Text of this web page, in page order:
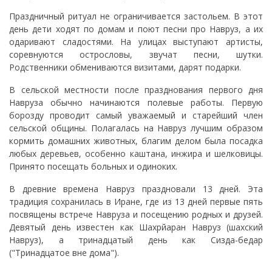
Праздничный ритуал не ограничивается застольем. В этот
день дети ходят по домам и поют песни про Навруз, а их
одаривают сладостями. На улицах выступают артисты,
соревнуются острословы, звучат песни, шутки.
Родственники обмениваются визитами, дарят подарки.
В сельской местности после празднования первого дня
Навруза обычно начинаются полевые работы. Первую
борозду проводит самый уважаемый и старейший член
сельской общины. Полагалась на Навруз лучшим образом
кормить домашних животных, благим делом была посадка
любых деревьев, особенно каштана, инжира и шелковицы.
Принято посещать больных и одиноких.
В древние времена Навруз праздновали 13 дней. Эта
традиция сохранилась в Иране, где из 13 дней первые пять
посвящены встрече Навруза и посещению родных и друзей.
Девятый день известен как Шахрйаран Навруз (шахский
Навруз), а тринадцатый день как Сизда-бедар
("Тринадцатое вне дома").